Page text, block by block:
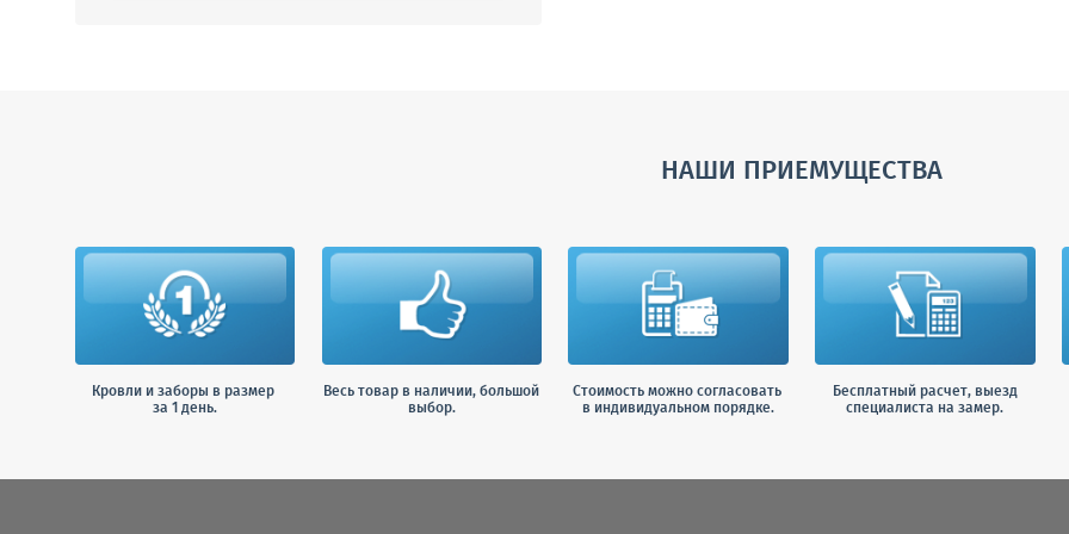
НАШИ ПРИЕМУЩЕСТВА
Кровли и заборы в размер
за 1 день.
Весь товар в наличии, большой
выбор.
Стоимость можно согласовать
в индивидуальном порядке.
Бесплатный расчет, выезд
специалиста на замер.